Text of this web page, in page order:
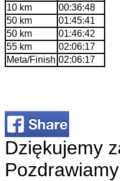
10 km
00:36:48
50 km
01:45:41
50 km
01:46:42
55 km
02:06:17
Meta/Finish 02:06:17
Dziękujemy